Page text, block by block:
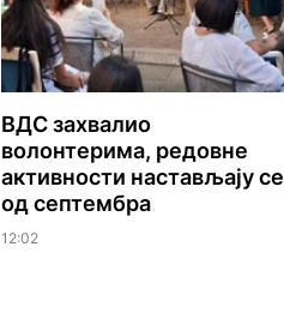
ВДС захвалио
волонтерима, редовне
активности настављају се
од септембра
12:02